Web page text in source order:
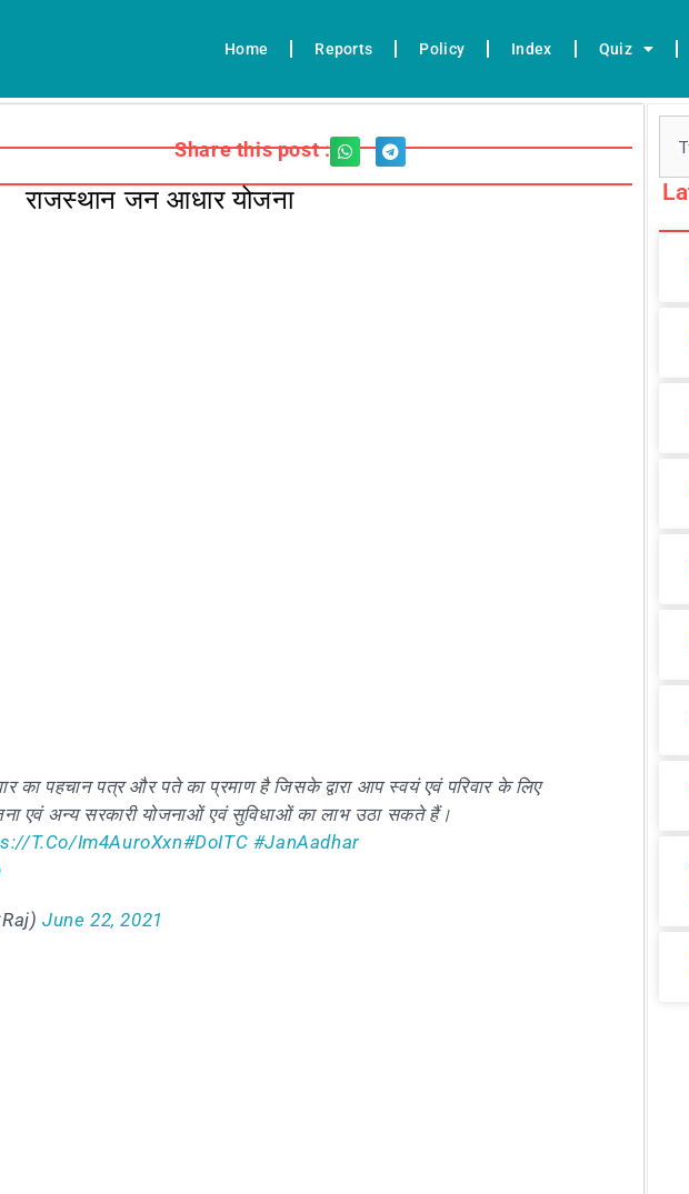
Home Reports Policy Index Quiz
Share this post :
राजस्थान जन आधार योजना
पहचान पत्र और पते का प्रमाण है जिसके द्वारा आप स्वयं एवं परिवार के लिए
एवं अन्य सरकारी योजनाओं एवं सुविधाओं का लाभ उठा सकते हैं।
t.co/im4AuroXxn#DoITC #JanAadhar
June 22, 2021